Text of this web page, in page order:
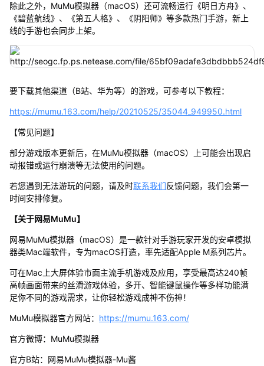
除此之外，MuMu模拟器（macOS）还可流畅运行《明日方舟》、
《碧蓝航线》、《第五人格》、《阴阳师》等多款热门手游，新上
线的手游也会同步上架。
要下载其他渠道（B站、华为等）的游戏，可参考以下教程：
https://mumu.163.com/help/20210525/35044_949950.html
【常见问题】
部分游戏版本更新后，在MuMu模拟器（macOS）上可能会出现启
动报错或运行崩溃等无法使用的问题。
若您遇到无法游玩的问题，请及时联系我们反馈问题，我们会第一
时间安排修复。
【关于网易MuMu】
网易MuMu模拟器（macOS）是一款针对手游玩家开发的安卓模拟
器类Mac端软件，专为macOS打造，率先适配Apple M系列芯片。
可在Mac上大屏体验市面主流手机游戏及应用，享受最高达240帧
高帧画面带来的丝滑游戏体验，多开、智能键鼠操作等多样功能满
足你不同的游戏需求，让你轻松游戏成神不伤神！
MuMu模拟器官方网站： https://mumu.163.com/
官方微博：MuMu模拟器
官方B站：网易MuMu模拟器-Mu酱